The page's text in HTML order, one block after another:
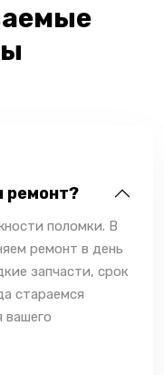
ремонт?
поломки. В
ремонт в день
запчасти, срок
стараемся
вашего